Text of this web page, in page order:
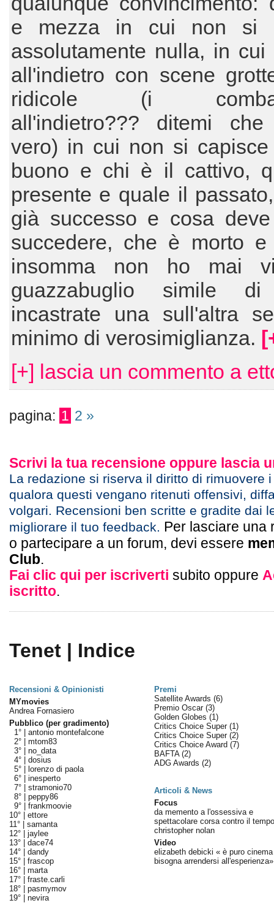
e mezza in cui non si
assolutamente nulla, in cui
all'indietro con scene
ridicole (i
all'indietro??? ditemi
vero) in cui non si
buono e chi è il cattivo,
presente e quale il
già successo e cosa
succedere, che è morto
insomma non ho mai
guazzabuglio simile di
incastrate una sull'altra
minimo di verosimiglianza.
[+] lascia un commento a
pagina: 1 2 »
Scrivi la tua recensione oppure lascia
La redazione si riserva il diritto di rimuovere
qualora questi vengano ritenuti offensivi,
volgari. Recensioni ben scritte e gradite dai
migliorare il tuo feedback. Per lasciare una
o partecipare a un forum, devi essere
Club.
Fai clic qui per iscriverti subito oppure
iscritto.
Tenet | Indice
Recensioni & Opinionisti
Premi
MYmovies
Andrea Fornasiero
Pubblico (per gradimento)
1° | antonio montefalcone
2° | mtom83
3° | no_data
4° | dosius
5° |
lorenzo di paola
6° | inesperto
7° | stramonio70
8° | peppy86
9° | frankmoovie
10° | ettore
11° | samanta
12° | jaylee
13° | dace74
14° | dandy
15° | frascop
16° | marta
17° | fraste.carli
18° | pasmymov
19° | nevira
Satellite Awards (6)
Premio Oscar (3)
Golden Globes (1)
Critics Choice Super (1)
Critics Choice Super (2)
Critics Choice Award (7)
BAFTA (2)
ADG Awards (2)
Articoli & News
Focus
da memento a l'ossessiva e
spettacolare corsa contro il
christopher nolan
Video
elizabeth debicki « è puro cinema
bisogna arrendersi all'esperienza»